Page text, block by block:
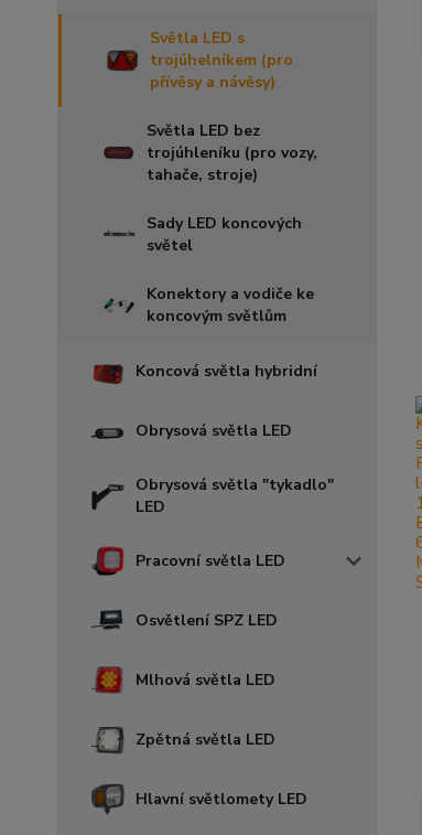
Světla LED s
trojúhelníkem (pro
přívěsy a návěsy)
Světla LED bez
trojúhleníku (pro vozy,
tahače, stroje)
Sady LED koncových
světel
Konektory a vodiče ke
koncovým světlům
Koncová světla hybridní
Obrysová světla LED
Obrysová světla "tykadlo"
LED
Pracovní světla LED
Osvětlení SPZ LED
Mlhová světla LED
Zpětná světla LED
Hlavní světlomety LED